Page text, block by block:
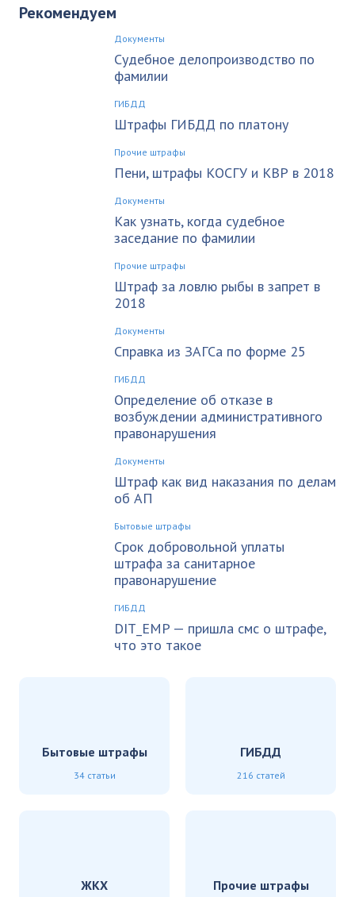
Рекомендуем
Документы
Судебное делопроизводство по
фамилии
ГИБДД
Штрафы ГИБДД по платону
Прочие штрафы
Пени, штрафы КОСГУ и КВР в 2018
Документы
Как узнать, когда судебное
заседание по фамилии
Прочие штрафы
Штраф за ловлю рыбы в запрет в
2018
Документы
Справка из ЗАГСа по форме 25
ГИБДД
Определение об отказе в
возбуждении административного
правонарушения
Документы
Штраф как вид наказания по делам
об АП
Бытовые штрафы
Срок добровольной уплаты
штрафа за санитарное
правонарушение
ГИБДД
DIT_EMP — пришла смс о штрафе,
что это такое
Бытовые штрафы
34 статьи
ГИБДД
216 статей
ЖКХ Прочие штрафы